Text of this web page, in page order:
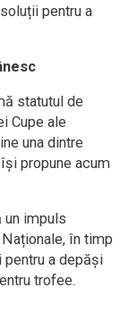
pentru a
statutul de
Cupe ale
una dintre
propune acum
un impuls
în timp
a depăși
trofee.